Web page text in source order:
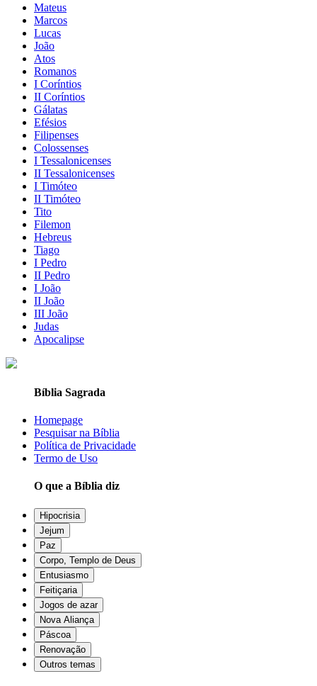
Mateus
Marcos
Lucas
João
Atos
Romanos
I Coríntios
II Coríntios
Gálatas
Efésios
Filipenses
Colossenses
I Tessalonicenses
II Tessalonicenses
I Timóteo
II Timóteo
Tito
Filemon
Hebreus
Tiago
I Pedro
II Pedro
I João
II João
III João
Judas
Apocalipse
Bíblia Sagrada
Homepage
Pesquisar na Bíblia
Política de Privacidade
Termo de Uso
O que a Bíblia diz
Hipocrisia
Jejum
Paz
Corpo, Templo de Deus
Entusiasmo
Feitiçaria
Jogos de azar
Nova Aliança
Páscoa
Renovação
Outros temas